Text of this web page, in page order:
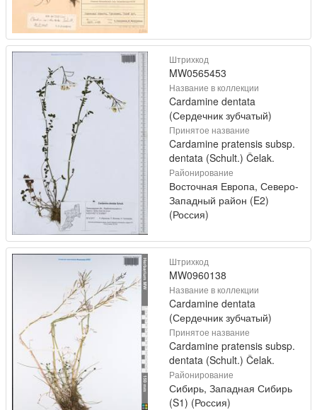
Штрихкод
MW0565453
Название в коллекции
Cardamine dentata
(Сердечник зубчатый)
Принятое название
Cardamine pratensis subsp.
dentata (Schult.) Čelak.
Районирование
Восточная Европа, Северо-
Западный район (E2)
(Россия)
Штрихкод
MW0960138
Название в коллекции
Cardamine dentata
(Сердечник зубчатый)
Принятое название
Cardamine pratensis subsp.
dentata (Schult.) Čelak.
Районирование
Сибирь, Западная Сибирь
(S1) (Россия)